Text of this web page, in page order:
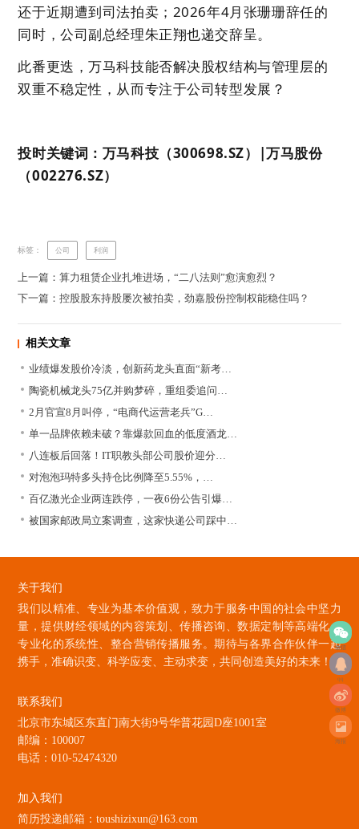
微信
qq
微博
海报
还于近期遭到司法拍卖；2026年4月张珊珊辞任的
同时，公司副总经理朱正翔也递交辞呈。
此番更迭，万马科技能否解决股权结构与管理层的
双重不稳定性，从而专注于公司转型发展？
投时关键词：万马科技（300698.SZ）|万马股份
（002276.SZ）
标签： 公司 利润
上一篇：算力租赁企业扎堆进场，“二八法则”愈演愈烈？
下一篇：控股股东持股屡次被拍卖，劲嘉股份控制权能稳住吗？
相关文章
业绩爆发股价冷淡，创新药龙头直面“新考…
陶瓷机械龙头75亿并购梦碎，重组委追问…
2月官宣8月叫停，“电商代运营老兵”G…
单一品牌依赖未破？靠爆款回血的低度酒龙…
八连板后回落！IT职教头部公司股价迎分…
对泡泡玛特多头持仓比例降至5.55%，…
百亿激光企业两连跌停，一夜6份公告引爆…
被国家邮政局立案调查，这家快递公司踩中…
关于我们
我们以精准、专业为基本价值观，致力于服务中国的社会中坚力
量，提供财经领域的内容策划、传播咨询、数据定制等高端化、
专业化的系统性、整合营销传播服务。期待与各界合作伙伴一起
携手，准确识变、科学应变、主动求变，共同创造美好的未来！
联系我们
北京市东城区东直门南大街9号华普花园D座1001室
邮编：100007
电话：010-52474320
加入我们
简历投递邮箱：toushizixun@163.com